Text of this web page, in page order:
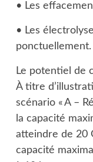
• Les
• Les
ponctuellement.
Le potentiel de
À titre
scénario « A –
la capacité
atteindre de 20
capacité